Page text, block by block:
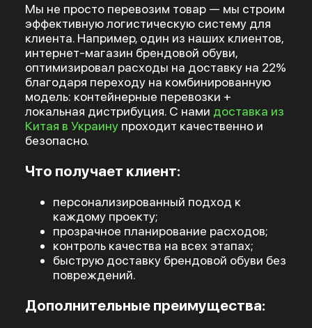
Мы не просто перевозим товар — мы строим
эффективную логистическую систему для
клиента. Например, один из наших клиентов,
интернет-магазин брендовой обуви,
оптимизировал расходы на доставку на 22%
благодаря переходу на комбинированную
модель: контейнерные перевозки +
локальная дистрибуция. С нами доставка из
Китая в Украину проходит качественно и
безопасно.
Что получает клиент:
персонализированный подход к
каждому проекту;
прозрачное планирование расходов;
контроль качества на всех этапах;
быструю доставку брендовой обуви без
повреждений.
Дополнительные преимущества: